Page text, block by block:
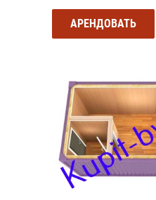
АРЕНДОВАТЬ